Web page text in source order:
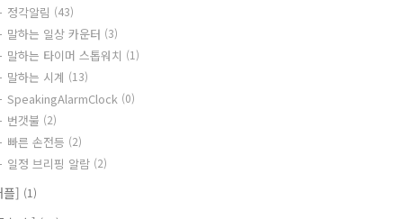
정각알림 (43)
말하는 일상 카운터 (3)
말하는 타이머 스톱워치 (1)
말하는 시계 (13)
SpeakingAlarmClock (0)
번갯불 (2)
빠른 손전등 (2)
일정 브리핑 알람 (2)
플] (1)